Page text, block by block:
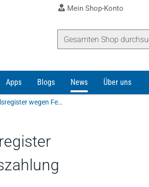
Mein Shop-Konto
Apps Blogs News Über uns
Zurückweisung der Anmeldung zum Handelsregister wegen Fehlens einer Regelung zur Ausgleichszahlung